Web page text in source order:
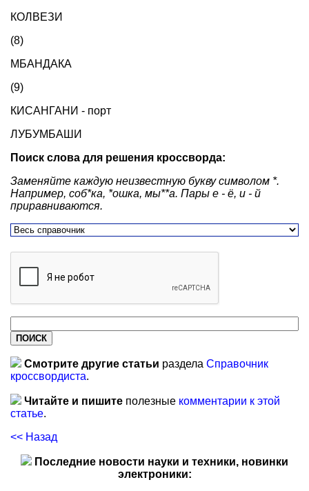
КОЛВЕЗИ
(8)
МБАНДАКА
(9)
КИСАНГАНИ - порт
ЛУБУМБАШИ
Поиск слова для решения кроссворда:
Заменяйте каждую неизвестную букву символом *.
Например, соб*ка, *ошка, мы**а. Пары е - ё, и - й
приравниваются.
Смотрите другие статьи раздела Справочник
кроссвордиста.
Читайте и пишите полезные комментарии к этой
статье.
<< Назад
Последние новости науки и техники, новинки
электроники: